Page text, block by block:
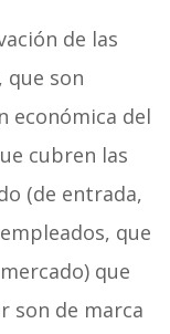
de las
que son
económica del
cubren las
(de entrada,
que
que
son de marca